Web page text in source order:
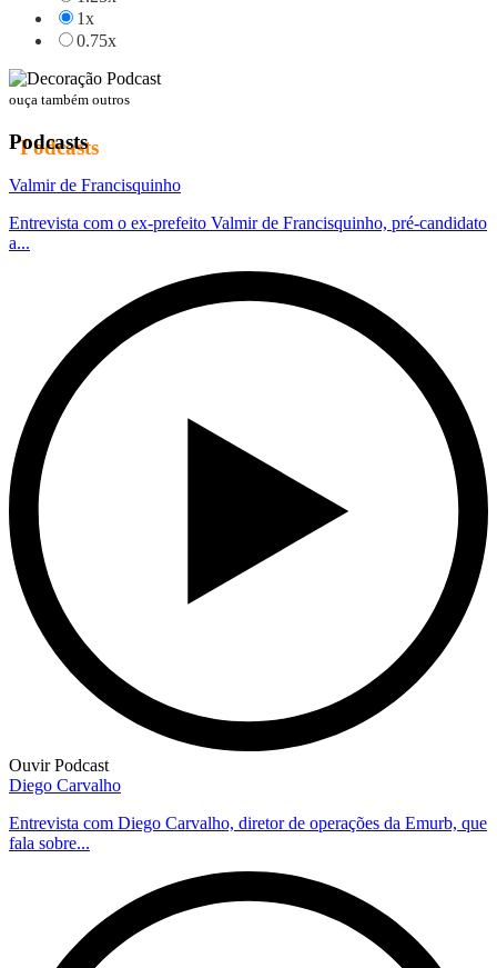
1x
0.75x
ouça também outros
Podcasts
Valmir de Francisquinho
Entrevista com o ex-prefeito Valmir de Francisquinho, pré-candidato
a...
Ouvir Podcast
Diego Carvalho
Entrevista com Diego Carvalho, diretor de operações da Emurb, que
fala sobre...